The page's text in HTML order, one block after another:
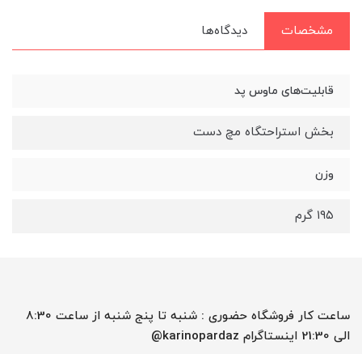
مشخصات دیدگاه‌ها
قابلیت‌های ماوس پد
بخش استراحتگاه مچ دست
وزن
۱۹۵ گرم
ساعت کار فروشگاه حضوری : شنبه تا پنج شنبه از ساعت 8:30
الی 21:30 اینستاگرام karinopardaz@